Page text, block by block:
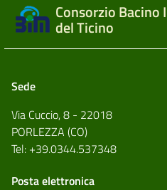
Consorzio
del Ticino
Sede
Via Cuccio, 8 - 22018
PORLEZZA (CO)
Tel: +39.0344.537348
Posta elettronica